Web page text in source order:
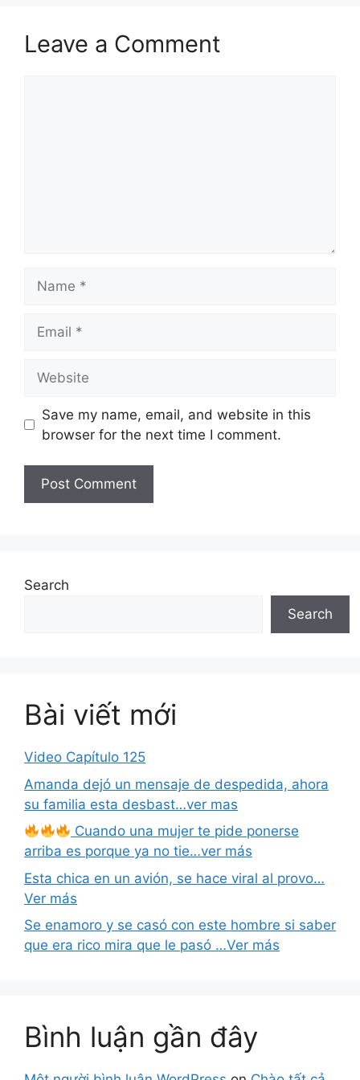
Leave a Comment
Save my name, email, and website in this
browser for the next time I comment.
Search
Search
Bài viết mới
Video Capítulo 125
Amanda dejó un mensaje de despedida, ahora
su familia esta desbast…ver mas
Cuando una mujer te pide ponerse
arriba es porque ya no tie…ver más
Esta chica en un avión, se hace viral al provo…
Ver más
Se enamoro y se casó con este hombre si saber
que era rico mira que le pasó …Ver más
Bình luận gần đây